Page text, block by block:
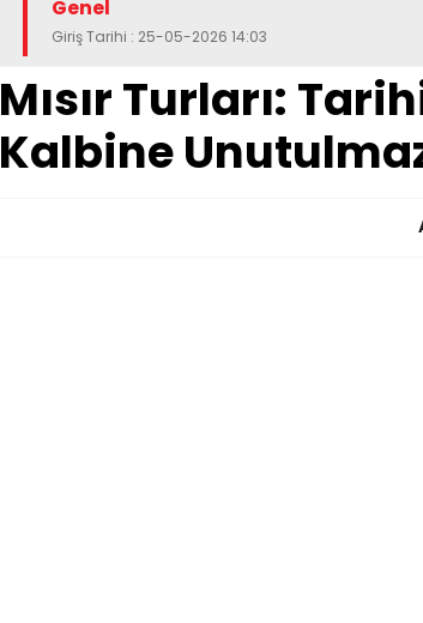
Genel
Giriş Tarihi : 25-05-2026 14:03
Mısır Turları:
Kalbine